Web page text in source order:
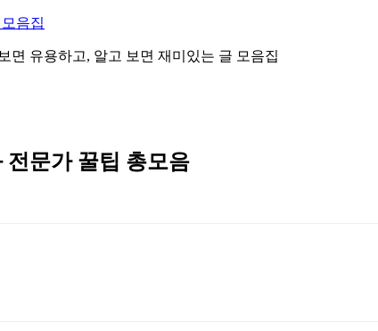
음집
면 유용하고, 알고 보면 재미있는 글 모음집
문가 꿀팁 총모음